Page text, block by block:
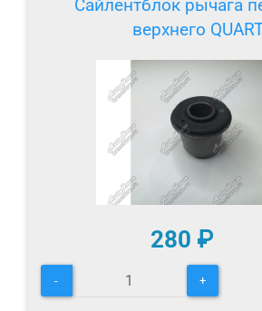
Сайлентблок рычага
верхнего
280 ₽
- +